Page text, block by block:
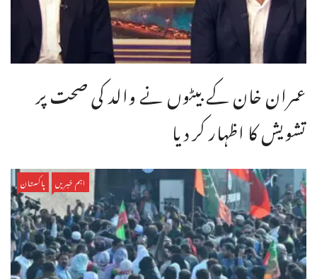
عمران خان کے بیٹوں نے والد کی صحت پر
تشویش کا اظہار کر دیا
اہم خبریں پاکستان